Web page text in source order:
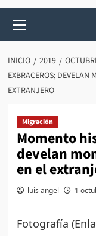
principal
INICIO 2019
EXBRACEROS; DEVELAN
EXTRANJERO
Migración
Momento
develan
en el
luis angel 1
Fotografía